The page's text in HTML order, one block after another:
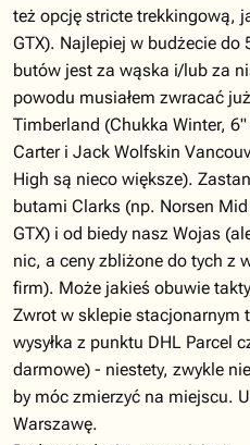
też opcję stricte trekkingową,
GTX). Najlepiej w budżecie do
butów jest za wąska i/lub za
powodu musiałem zwracać
Timberland (Chukka Winter,
Carter i Jack Wolfskin
High są nieco większe).
butami Clarks (np. Norsen
GTX) i od biedy nasz Wojas
nic, a ceny zbliżone do tych z
firm). Może jakieś obuwie
Zwrot w sklepie stacjonarnym
wysyłka z punktu DHL Parcel
darmowe) - niestety, zwykle
by móc zmierzyć na miejscu.
Warszawę.